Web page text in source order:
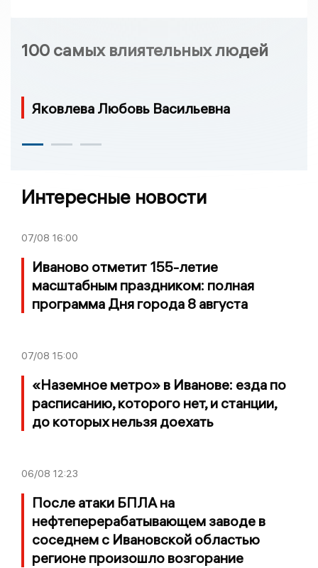
100 самых влиятельных людей
Яковлева Любовь Васильевна
Интересные новости
07/08 16:00
Иваново отметит 155-летие
масштабным праздником: полная
программа Дня города 8 августа
07/08 15:00
«Наземное метро» в Иванове: езда по
расписанию, которого нет, и станции,
до которых нельзя доехать
06/08 12:23
После атаки БПЛА на
нефтеперерабатывающем заводе в
соседнем с Ивановской областью
регионе произошло возгорание